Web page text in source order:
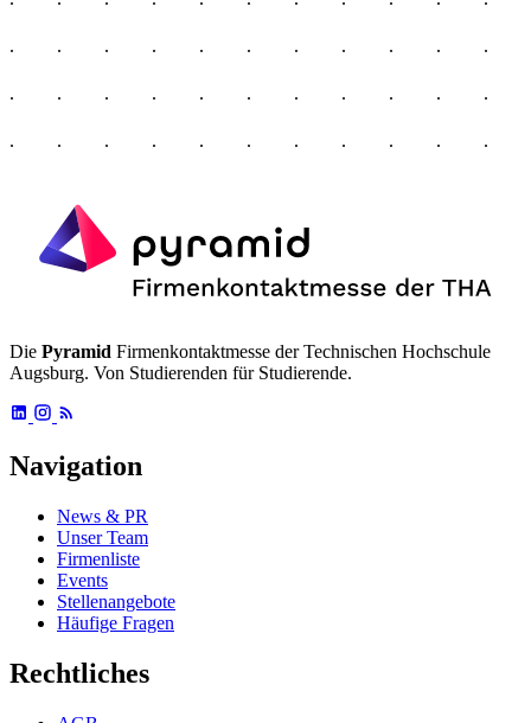
Die Pyramid Firmenkontaktmesse der Technischen Hochschule
Augsburg. Von Studierenden für Studierende.
Navigation
News & PR
Unser Team
Firmenliste
Events
Stellenangebote
Häufige Fragen
Rechtliches